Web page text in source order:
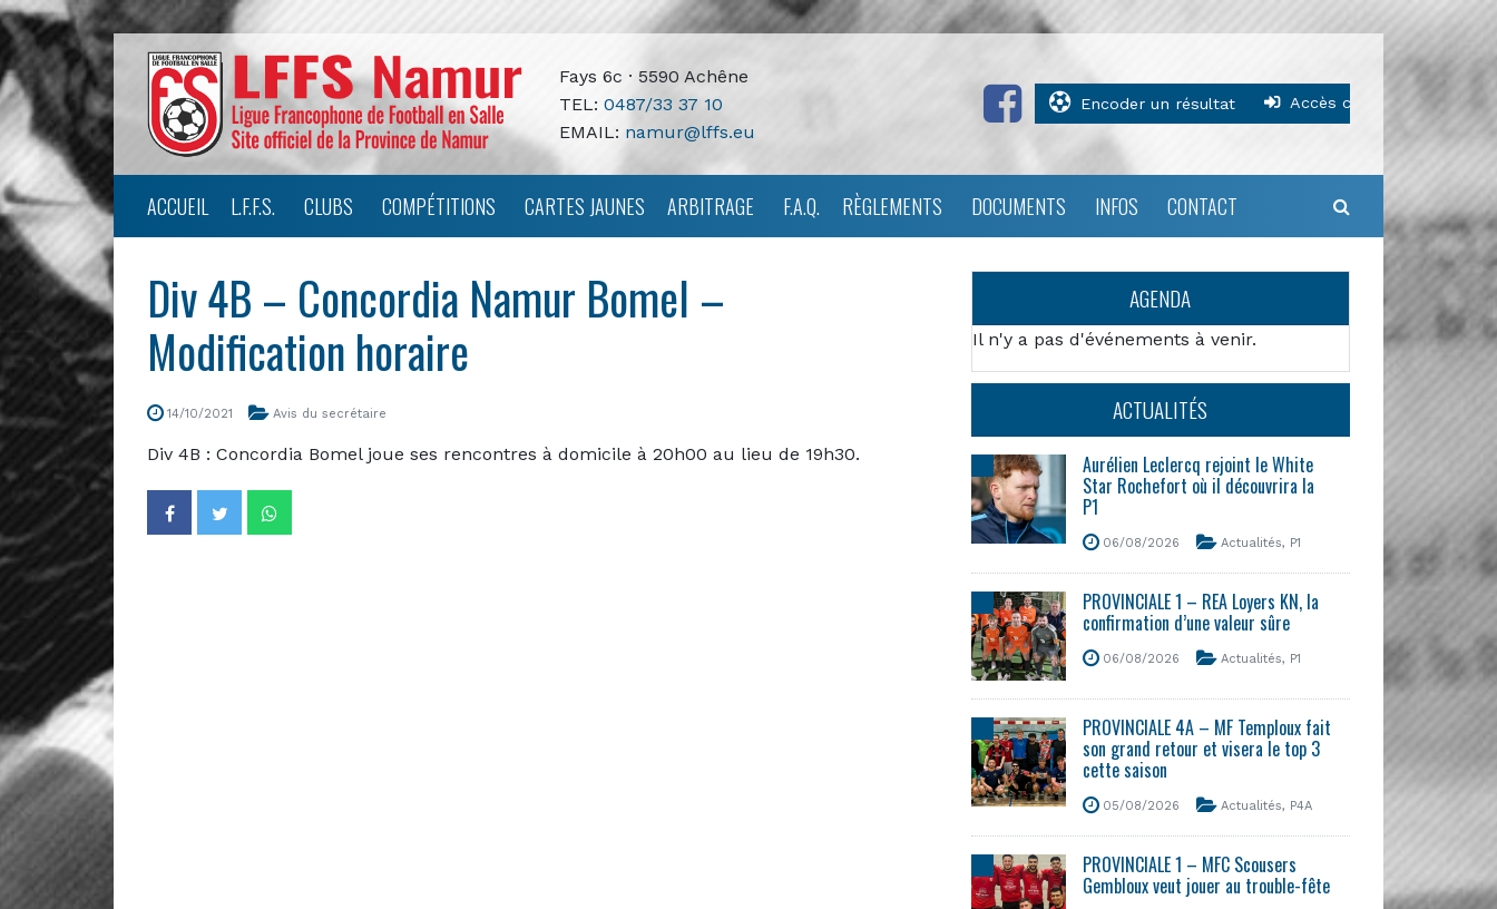
Fays 6c · 5590 Achêne
TEL: 0487/33 37 10
EMAIL: namur@lffs.eu
Encoder un résultat Accès clubs
ACCUEIL L.F.F.S. CLUBS COMPÉTITIONS CARTES JAUNES ARBITRAGE F.A.Q. RÈGLEMENTS DOCUMENTS INFOS CONTACT
Div 4B – Concordia Namur Bomel –
Modification horaire
14/10/2021 Avis du secrétaire
Div 4B : Concordia Bomel joue ses rencontres à domicile à 20h00 au lieu de 19h30.
AGENDA
Il n'y a pas d'événements à venir.
ACTUALITÉS
Aurélien Leclercq rejoint le White
Star Rochefort où il découvrira la
P1
06/08/2026 Actualités, P1
PROVINCIALE 1 – REA Loyers KN, la
confirmation d’une valeur sûre
06/08/2026 Actualités, P1
PROVINCIALE 4A – MF Temploux fait
son grand retour et visera le top 3
cette saison
05/08/2026 Actualités, P4A
PROVINCIALE 1 – MFC Scousers
Gembloux veut jouer au trouble-fête